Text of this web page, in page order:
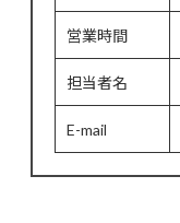
営業時間
担当者名
E-mail